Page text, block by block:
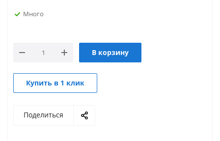
Много
В корзину
Купить в 1 клик
Поделиться